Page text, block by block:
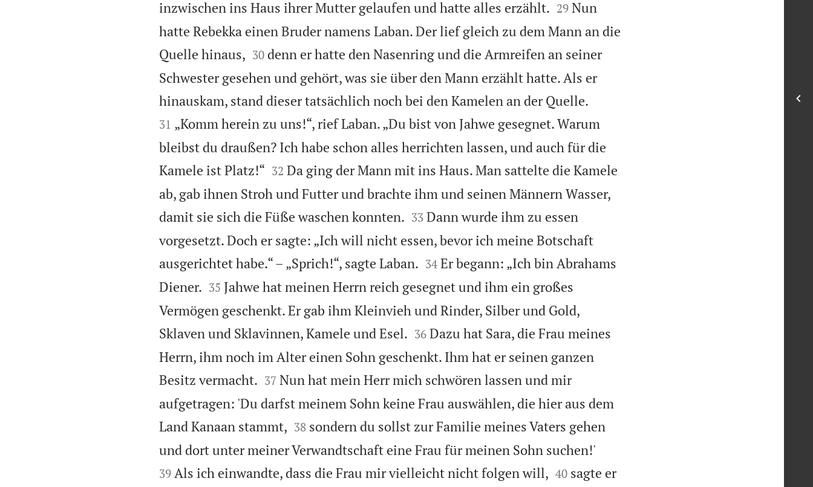
inzwischen ins Haus ihrer Mutter gelaufen und hatte alles erzählt.
29 Nun
hatte Rebekka einen Bruder namens Laban. Der lief gleich zu dem Mann an die
Quelle hinaus,
30 denn er hatte den Nasenring und die Armreifen an seiner
Schwester gesehen und gehört, was sie über den Mann erzählt hatte. Als er
hinauskam, stand dieser tatsächlich noch bei den Kamelen an der Quelle.
31 „Komm herein zu uns!“, rief Laban. „Du bist von Jahwe gesegnet. Warum
bleibst du draußen? Ich habe schon alles herrichten lassen, und auch für die
Kamele ist Platz!“
32 Da ging der Mann mit ins Haus. Man sattelte die Kamele
ab, gab ihnen Stroh und Futter und brachte ihm und seinen Männern Wasser,
damit sie sich die Füße waschen konnten.
33 Dann wurde ihm zu essen
vorgesetzt. Doch er sagte: „Ich will nicht essen, bevor ich meine Botschaft
ausgerichtet habe.“ – „Sprich!“, sagte Laban.
34 Er begann: „Ich bin Abrahams
Diener.
35 Jahwe hat meinen Herrn reich gesegnet und ihm ein großes
Vermögen geschenkt. Er gab ihm Kleinvieh und Rinder, Silber und Gold,
Sklaven und Sklavinnen, Kamele und Esel.
36 Dazu hat Sara, die Frau meines
Herrn, ihm noch im Alter einen Sohn geschenkt. Ihm hat er seinen ganzen
Besitz vermacht.
37 Nun hat mein Herr mich schwören lassen und mir
aufgetragen: 'Du darfst meinem Sohn keine Frau auswählen, die hier aus dem
Land Kanaan stammt,
38 sondern du sollst zur Familie meines Vaters gehen
und dort unter meiner Verwandtschaft eine Frau für meinen Sohn suchen!'
39 Als ich einwandte, dass die Frau mir vielleicht nicht folgen will,
40 sagte er